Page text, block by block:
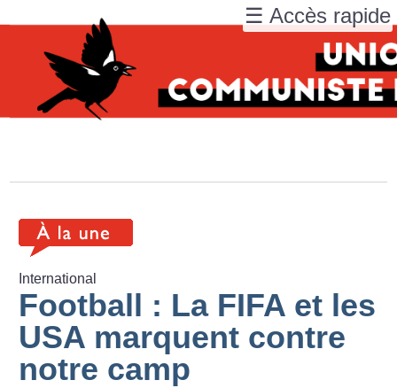
International
Football : La FIFA et les
USA marquent contre
notre camp
☰ Accès rapide